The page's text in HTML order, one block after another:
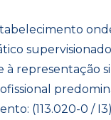
à representação
(113.020-0 / I3)